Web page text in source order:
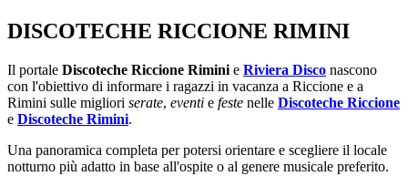
DISCOTECHE RICCIONE RIMINI
Il portale Discoteche Riccione Rimini e Riviera Disco nascono
con l'obiettivo di informare i ragazzi in vacanza a Riccione e a
Rimini sulle migliori serate, eventi e feste nelle Discoteche Riccione
e Discoteche Rimini.
Una panoramica completa per potersi orientare e scegliere il locale
notturno più adatto in base all'ospite o al genere musicale preferito.